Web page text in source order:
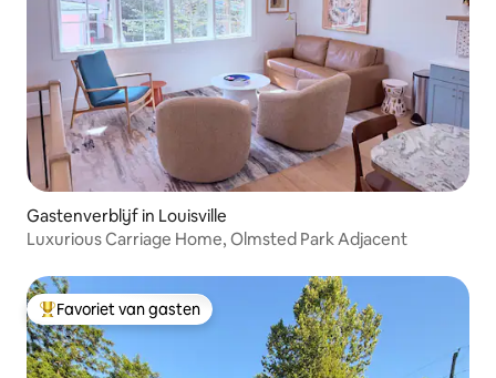
Gastenverblijf in Louisville
Luxurious Carriage Home, Olmsted Park Adjacent
Topfavoriet van gasten
Favoriet van gasten